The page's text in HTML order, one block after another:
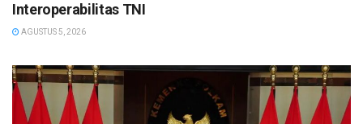
Interoperabilitas TNI
AGUSTUS 5, 2026